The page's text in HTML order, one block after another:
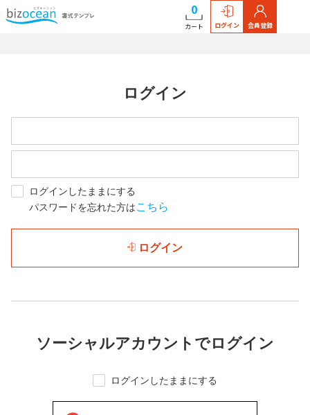
0
カート ログイン 会員登録
ログイン
ログインしたままにする
パスワードを忘れた方はこちら
ログイン
ソーシャルアカウントでログイン
ログインしたままにする